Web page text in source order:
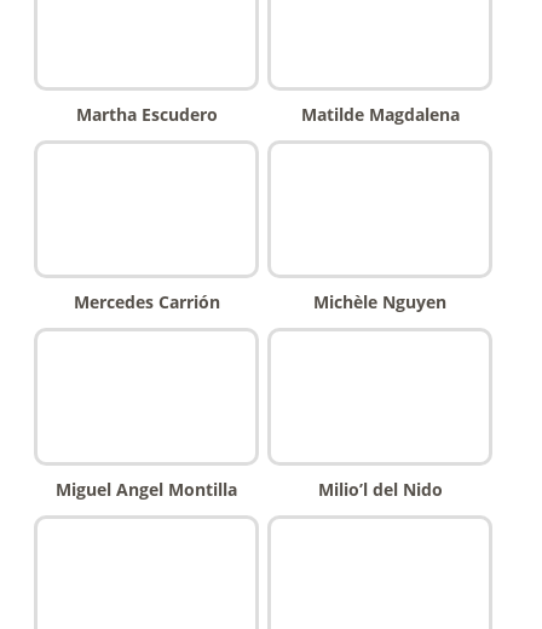
Martha Escudero Matilde Magdalena
Mercedes Carrión Michèle Nguyen
Miguel Angel Montilla Milio’l del Nido